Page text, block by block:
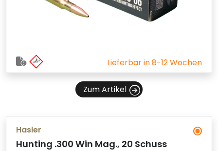
Lieferbar in 8-12 Wochen
Zum Artikel
Hasler
Hunting .300 Win Mag., 20 Schuss